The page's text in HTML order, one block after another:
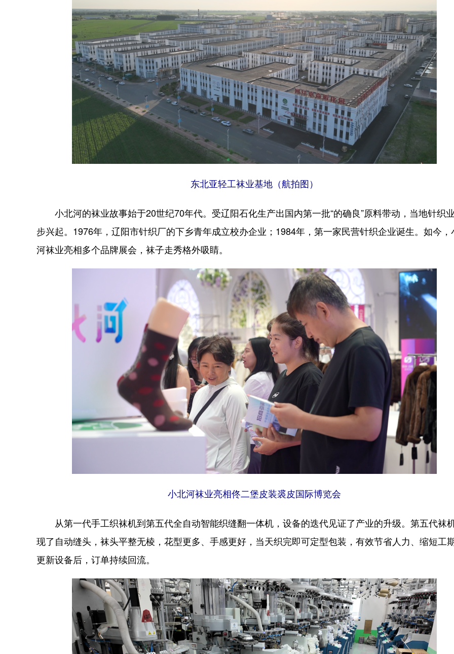
东北亚轻工袜业基地（航拍图）
小北河的袜业故事始于20世纪70年代。受辽阳石化生产出国内第一批“的确良”原料带动，当地针织
步兴起。1976年，辽阳市针织厂的下乡青年成立校办企业；1984年，第一家民营针织企业诞生。如今，
河袜业亮相多个品牌展会，袜子走秀格外吸睛。
小北河袜业亮相佟二堡皮装裘皮国际博览会
从第一代手工织袜机到第五代全自动智能织缝翻一体机，设备的迭代见证了产业的升级。第五代袜
现了自动缝头，袜头平整无棱，花型更多、手感更好，当天织完即可定型包装，有效节省人力、缩短工期
更新设备后，订单持续回流。